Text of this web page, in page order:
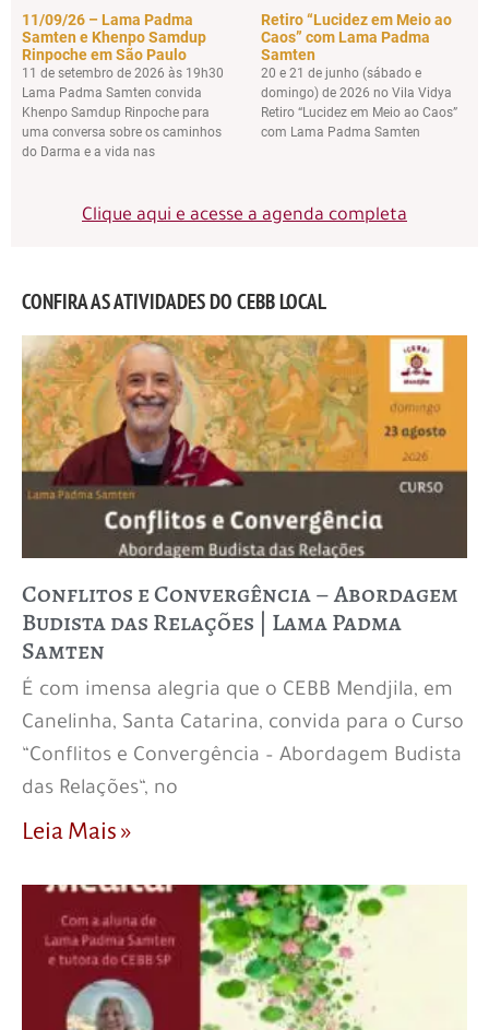
11/09/26 – Lama Padma
Samten e Khenpo Samdup
Rinpoche em São Paulo
11 de setembro de 2026 às 19h30
Lama Padma Samten convida
Khenpo Samdup Rinpoche para
uma conversa sobre os caminhos
do Darma e a vida nas
Retiro “Lucidez em Meio ao
Caos” com Lama Padma
Samten
20 e 21 de junho (sábado e
domingo) de 2026 no Vila Vidya
Retiro “Lucidez em Meio ao Caos”
com Lama Padma Samten
Clique aqui e acesse a agenda completa
CONFIRA AS ATIVIDADES DO CEBB LOCAL
Conflitos e Convergência – Abordagem
Budista das Relações | Lama Padma
Samten
É com imensa alegria que o CEBB Mendjila, em
Canelinha, Santa Catarina, convida para o Curso
“Conflitos e Convergência – Abordagem Budista
das Relações“, no
Leia Mais »